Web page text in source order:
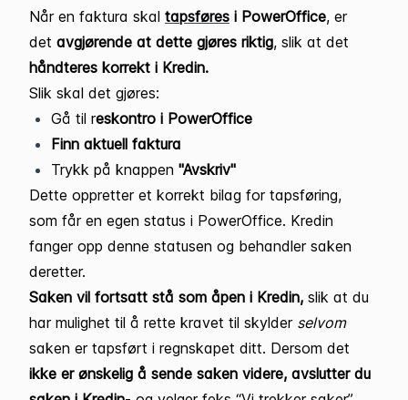
Når en faktura skal tapsføres i PowerOffice, er
det avgjørende at dette gjøres riktig, slik at det
håndteres korrekt i Kredin.
Slik skal det gjøres:
Gå til reskontro i PowerOffice
Finn aktuell faktura
Trykk på knappen "Avskriv"
Dette oppretter et korrekt bilag for tapsføring,
som får en egen status i PowerOffice. Kredin
fanger opp denne statusen og behandler saken
deretter.
Saken vil fortsatt stå som åpen i Kredin, slik at du
har mulighet til å rette kravet til skylder selvom
saken er tapsført i regnskapet ditt. Dersom det
ikke er ønskelig å sende saken videre, avslutter du